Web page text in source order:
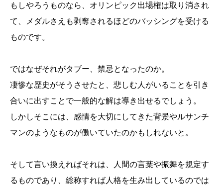
もしやろうものなら、オリンピック出場権は取り消され
て、メダルさえも剥奪されるほどのバッシングを受ける
ものです。
ではなぜそれがタブー、禁忌となったのか。
凄惨な歴史がそうさせたと、悲しむ人がいることを引き
合いに出すことで一般的な解は導き出せるでしょう。
しかしそこには、感情を大切にしてきた背景やルサンチ
マンのようなものが働いていたのかもしれないと。
そして言い換えればそれは、人間の言葉や振舞を規定す
るものであり、総称すれば人格を生み出しているのでは